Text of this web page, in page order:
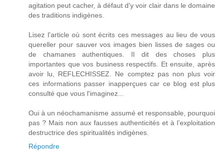
agitation peut cacher, à défaut d'y voir clair dans le domaine
des traditions indigènes.
Lisez l'article où sont écrits ces messages au lieu de vous
quereller pour sauver vos images bien lisses de sages ou
de chamanes authentiques. Il dit des choses plus
importantes que vos business respectifs. Et ensuite, après
avoir lu, REFLECHISSEZ. Ne comptez pas non plus voir
ces informations passer inapperçues car ce blog est plus
consulté que vous l'imaginez...
Oui à un néochamanisme assumé et responsable, pourquoi
pas ? Mais non aux fausses authenticités et à l’exploitation
destructrice des spiritualités indigènes.
Répondre